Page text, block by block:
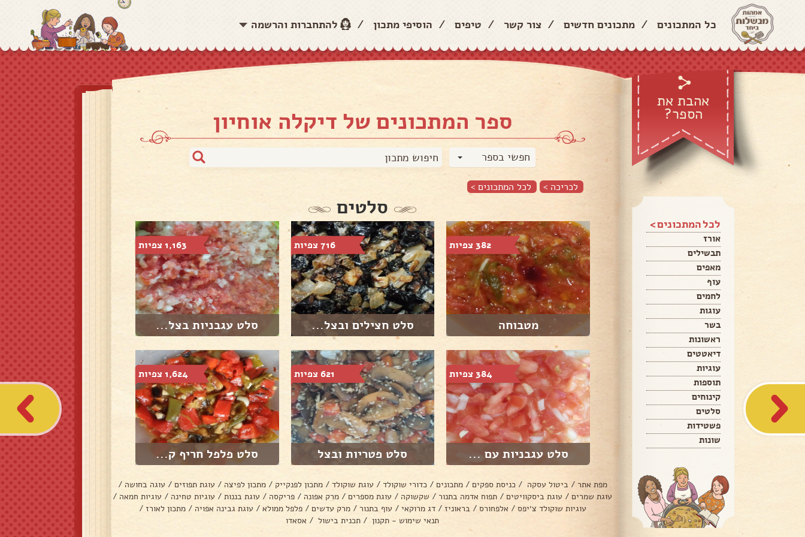
כל המתכונים / מתכונים חדשים / צור קשר / טיפים / הוסיפי מתכון / להתחברות והרשמה
אהבת את
הספר?
לכל המתכונים >
אורז
תבשילים
מאפים
עוף
לחמים
עוגות
בשר
ראשונות
דיאטטים
עוגיות
תוספות
קינוחים
סלטים
פשטידות
שונות
ספר המתכונים של דיקלה אוחיון
חפשי בספר
לכריכה > לכל המתכונים >
סלטים
382 צפיות
מטבוחה
716 צפיות
סלט חצילים ובצל...
1,163 צפיות
סלט עגבניות בצל...
384 צפיות
סלט עגבניות עם ...
621 צפיות
סלט פטריות ובצל
1,624 צפיות
סלט פלפל חריף ק...
מפת אתר / ביטול עסקה / כניסת ספקים / מתכונים / כדורי שוקולד / עוגת שוקולד / מתכון לפנקייק / מתכון לפיצה / עוגת תפוזים / עוגה בחושה /
עוגת שמרים / עוגת ביסקוויטים / תפוח אדמה בתנור / שקשוקה / עוגת מספרים / מרק אפונה / פריקסה / עוגת בננות / עוגיות טחינה / עוגיות חמאה /
עוגיות שוקולד צ׳יפס / אלפחורס / בראוניז / דג מרוקאי / עוף בתנור / מרק עדשים / פלפל ממולא / עוגת גבינה אפויה / מתכון לאורז /
תנאי שימוש - תקנון / תכנית בישול / אסאדו